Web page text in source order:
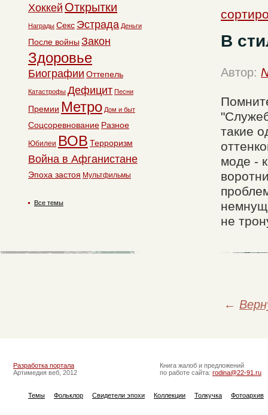
В
Автор:
такие
моде -
не
←
Хоккей Открытки
Награды Секс Эстрада Деньги
После войны Закон
Здоровье
Биографии Оттепель
Катастрофы Дефицит Песни
Премии Метро Дом и быт
Соцсоревнование Разное
Юбилеи ВОВ Терроризм
Война в Афганистане
Эпоха застоя Мультфильмы
Все темы
Разработка портала
Артимедия веб, 2012
Книга жалоб и предложений
по работе сайта: rodina@22-91.ru
Темы Фольклор Свидетели эпохи Коллекции Толкучка Фотоархив